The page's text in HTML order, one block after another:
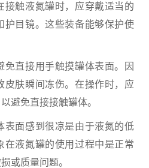
触液氮罐时，应穿戴适当的
护目镜。这些装备能够保护使
直接用手触摸罐体表面。因
皮肤瞬间冻伤。在操作时，应
避免直接接触罐体。
面感到很凉是由于液氮的低
在液氮罐的使用过程中是正常
或质量问题。